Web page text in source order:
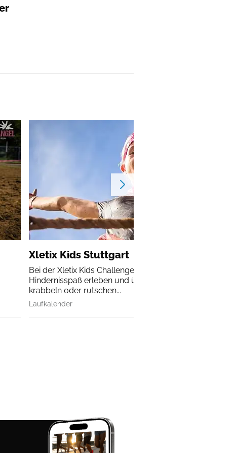
Xletix Kids Stuttgart
Bei der Xletix Kids Challenge können auch die Kleinen
Hindernisspaß erleben und über Hindernisse klettern,
krabbeln oder rutschen...
Laufkalender